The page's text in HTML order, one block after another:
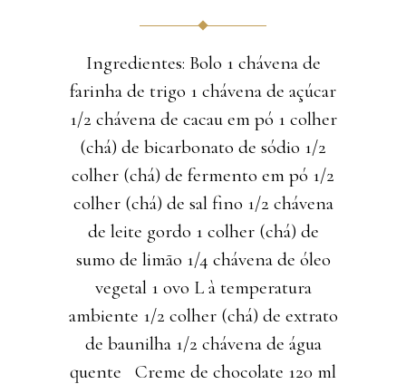
Ingredientes: Bolo 1 chávena de
farinha de trigo 1 chávena de açúcar
1/2 chávena de cacau em pó 1 colher
(chá) de bicarbonato de sódio 1/2
colher (chá) de fermento em pó 1/2
colher (chá) de sal fino 1/2 chávena
de leite gordo 1 colher (chá) de
sumo de limão 1/4 chávena de óleo
vegetal 1 ovo L à temperatura
ambiente 1/2 colher (chá) de extrato
de baunilha 1/2 chávena de água
quente Creme de chocolate 120 ml